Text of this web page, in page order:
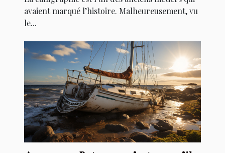
avaient marqué l’histoire. Malheureusement, vu
le...